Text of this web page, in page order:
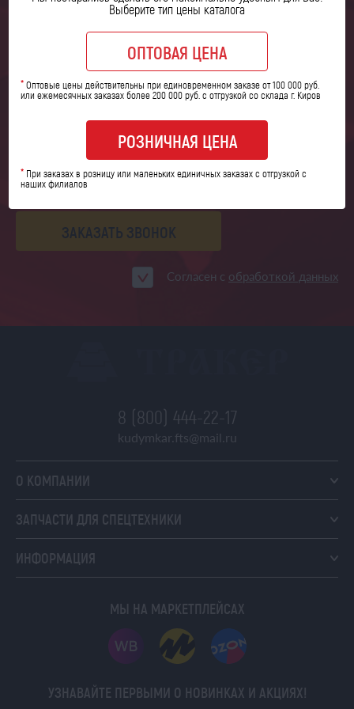
Закажите обратный звонок,
и наши специалисты
с вами в ближайшее время
ЗАКАЗАТЬ ЗВОНОК
Согласен с обработкой данных
8 (800) 444-22-17
kudymkar.fts@mail.ru
О КОМПАНИИ
ЗАПЧАСТИ ДЛЯ СПЕЦТЕХНИКИ
ИНФОРМАЦИЯ
МЫ НА МАРКЕТПЛЕЙСАХ
УЗНАВАЙТЕ ПЕРВЫМИ О НОВИНКАХ И АКЦИЯХ!
Выберите тип цены каталога
ОПТОВАЯ ЦЕНА
*Оптовые цены действительны при единовременном заказе от 100 000 руб.
или ежемесячных заказах более 200 000 руб. с отгрузкой со склада г. Киров
РОЗНИЧНАЯ ЦЕНА
* При заказах в розницу или маленьких единичных заказах с отгрузкой с
наших филиалов